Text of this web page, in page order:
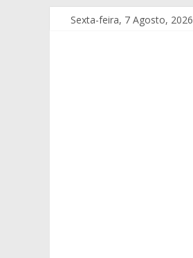
Sexta-feira, 7 Agosto, 2026